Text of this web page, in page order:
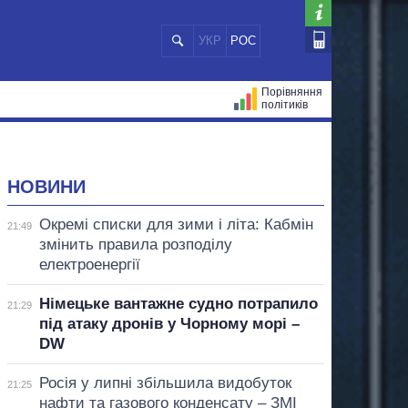
УКР РОС
Порівняння
політиків
НОВИНИ
21:49
Окремі списки для зими і літа: Кабмін
змінить правила розподілу
електроенергії
21:29
Німецьке вантажне судно потрапило
під атаку дронів у Чорному морі –
DW
21:25
Росія у липні збільшила видобуток
нафти та газового конденсату – ЗМІ